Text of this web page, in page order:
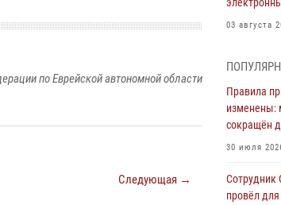
по Еврейской автономной области
Следующая →
03 августа
армии
01 августа
Федерации
Правила
изменены:
сокращён
30 июля
Сотрудник
провёл